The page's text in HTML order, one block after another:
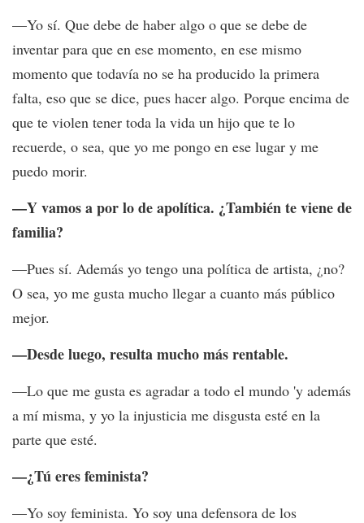
—Yo sí. Que debe de haber algo o que se debe de
inventar para que en ese momento, en ese mismo
momento que todavía no se ha producido la primera
falta, eso que se dice, pues hacer algo. Porque encima de
que te violen tener toda la vida un hijo que te lo
recuerde, o sea, que yo me pongo en ese lugar y me
puedo morir.
—Y vamos a por lo de apolítica. ¿También te viene de
familia?
—Pues sí. Además yo tengo una política de artista, ¿no?
O sea, yo me gusta mucho llegar a cuanto más público
mejor.
—Desde luego, resulta mucho más rentable.
—Lo que me gusta es agradar a todo el mundo 'y además
a mí misma, y yo la injusticia me disgusta esté en la
parte que esté.
—¿Tú eres feminista?
—Yo soy feminista. Yo soy una defensora de los